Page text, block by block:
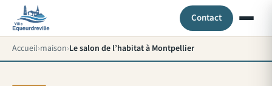
Contact
Accueil maison Le salon de l’habitat à Montpellier